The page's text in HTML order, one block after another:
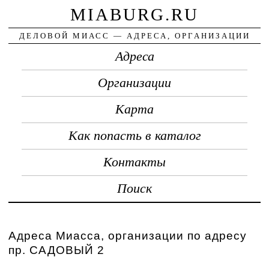
MIABURG.RU
ДЕЛОВОЙ МИАСС — АДРЕСА, ОРГАНИЗАЦИИ
Адреса
Организации
Карта
Как попасть в каталог
Контакты
Поиск
Адреса Миасса, организации по адресу
пр. САДОВЫЙ 2